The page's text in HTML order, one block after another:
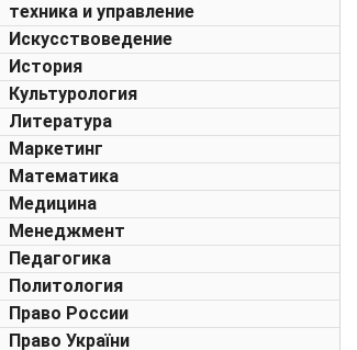
техника и управление
Искусствоведение
История
Культурология
Литература
Маркетинг
Математика
Медицина
Менеджмент
Педагогика
Политология
Право России
Право України